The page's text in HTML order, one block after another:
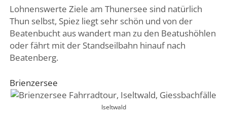
Lohnenswerte Ziele am Thunersee sind natürlich
Thun selbst, Spiez liegt sehr schön und von der
Beatenbucht aus wandert man zu den Beatushöhlen
oder fährt mit der Standseilbahn hinauf nach
Beatenberg.
Brienzersee
Iseltwald